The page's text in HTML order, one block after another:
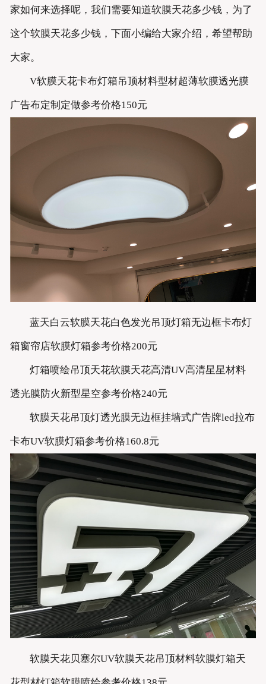
家如何来选择呢，我们需要知道软膜天花多少钱，为了
这个软膜天花多少钱，下面小编给大家介绍，希望帮助
大家。
V软膜天花卡布灯箱吊顶材料型材超薄软膜透光膜
广告布定制定做参考价格150元
蓝天白云软膜天花白色发光吊顶灯箱无边框卡布灯
箱窗帘店软膜灯箱参考价格200元
灯箱喷绘吊顶天花软膜天花高清UV高清星星材料
透光膜防火新型星空参考价格240元
软膜天花吊顶灯透光膜无边框挂墙式广告牌led拉布
卡布UV软膜灯箱参考价格160.8元
软膜天花贝塞尔UV软膜天花吊顶材料软膜灯箱天